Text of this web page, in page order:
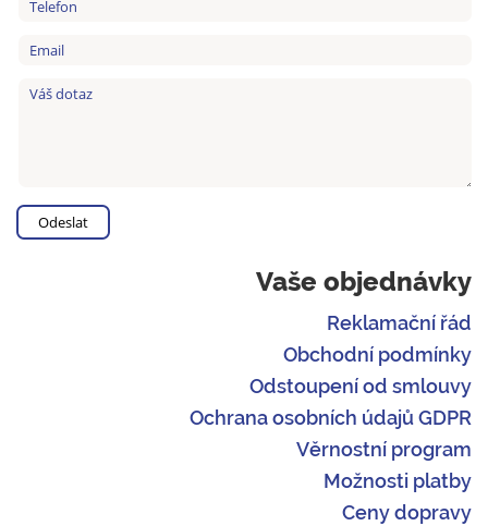
Vaše objednávky
Reklamační řád
Obchodní podmínky
Odstoupení od smlouvy
Ochrana osobních údajů GDPR
Věrnostní program
Možnosti platby
Ceny dopravy